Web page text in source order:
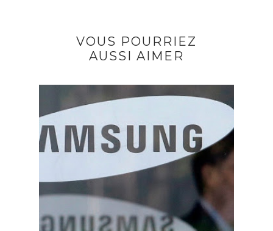
VOUS POURRIEZ
AUSSI AIMER